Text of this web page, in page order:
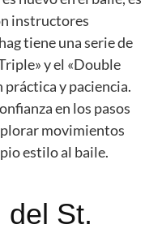
instructores
tiene una serie de
y el «Double
práctica y paciencia.
en los pasos
movimientos
estilo al baile.
del St.